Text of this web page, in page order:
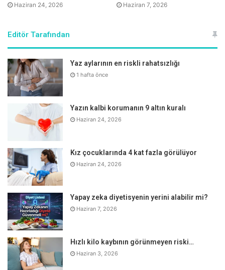
Bu belirtilerle kendisini gösteriyor;
Yemeklerden sonra ağırlık basması uyku hissi,
Özellikle karbonhidrat içeren besinlerin tüketiminden
kısa süre sonra ellerde titreme kötü hissetme,
Beslenmeye dikkat edilmesine rağmen kilo verememe
ya da kilo alımının devam etmesi,
Hızlı ve/veya aşırı kilo alımı,
Sık sık tatlı yeme isteği ve tatlı krizleri,
Yorgunluk hissi ve sabahları yorgun uyanmak,
Aşırı tüylenme,
Karaciğer yağlanması,
Bel çevresinin giderek genişlemesi,
Kol altları ve kasıklarda kahverengi görünümün
oluşması,
Kadınlarda adet düzensizlikleri.
Haziran 24, 2026 Haziran 7, 2026
Editör Tarafından
Yaz aylarının en riskli rahatsızlığı
1 hafta önce
Yazın kalbi korumanın 9 altın kuralı
Haziran 24, 2026
Kız çocuklarında 4 kat fazla görülüyor
Haziran 24, 2026
Yapay zeka diyetisyenin yerini alabilir mi?
Haziran 7, 2026
Hızlı kilo kaybının görünmeyen riski…
Haziran 3, 2026